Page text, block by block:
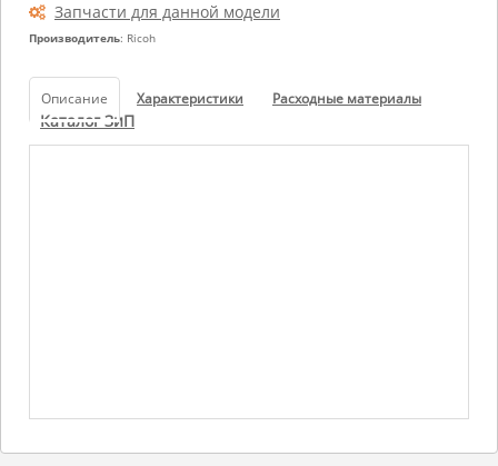
Запчасти для данной модели
Производитель: Ricoh
Описание Характеристики Расходные материалы
Каталог ЗиП